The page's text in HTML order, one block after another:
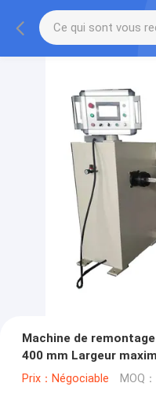
Machine de
400 mm Largeur
Prix：Négociable MOQ